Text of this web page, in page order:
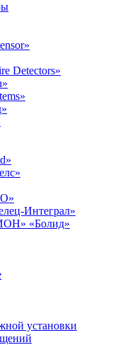
Detectors»
Интеграл»
«Болид»
установки